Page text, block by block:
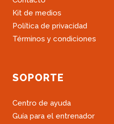
Kit de medios
Política de privacidad
Términos y condiciones
SOPORTE
Centro de ayuda
Guía para el entrenador